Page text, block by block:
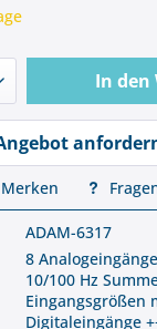
In den
Merken
ADAM-6317
8
10/100 Hz
Eingangsgrößen
Digitaleingänge